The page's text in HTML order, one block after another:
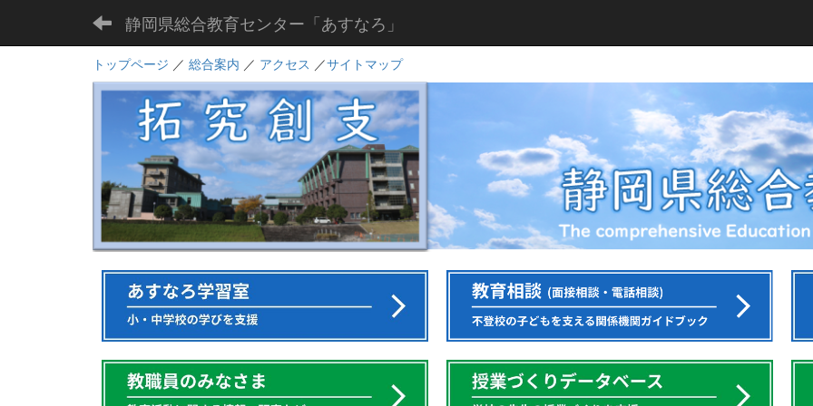
静岡県総合教育センター「あすなろ」
トップページ ／ 総合案内 ／ アクセス ／サイトマップ